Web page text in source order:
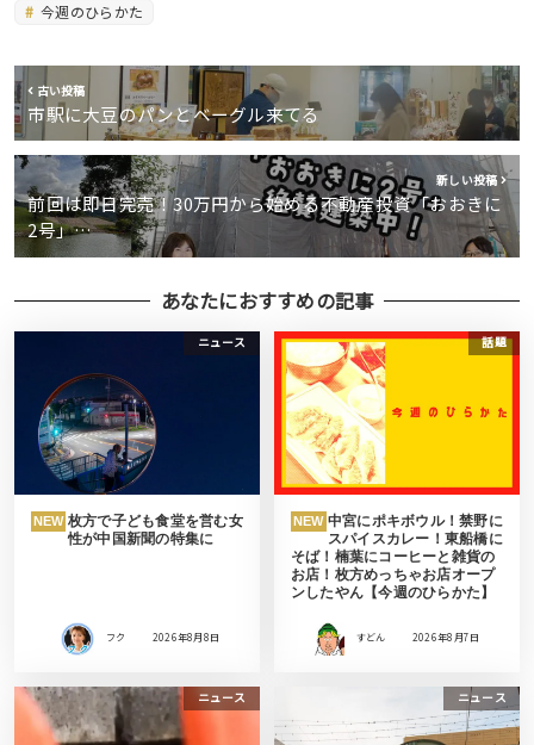
今週のひらかた
古い投稿
市駅に大豆のパンとベーグル来てる
新しい投稿
前回は即日完売！30万円から始める不動産投資「おおきに
2号」…
あなたにおすすめの記事
ニュース
NEW 枚方で子ども食堂を営む女
性が中国新聞の特集に
フク 2026年8月8日
話題
NEW 中宮にポキボウル！禁野に
スパイスカレー！東船橋に
そば！楠葉にコーヒーと雑貨の
お店！枚方めっちゃお店オープ
ンしたやん【今週のひらかた】
すどん 2026年8月7日
ニュース ニュース